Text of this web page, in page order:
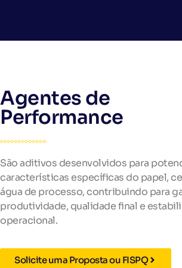
Agentes de
Performance
São aditivos desenvolvidos para
características específicas do papel,
água de processo, contribuindo para
produtividade, qualidade final e
operacional.
Solicite uma Proposta ou FISPQ